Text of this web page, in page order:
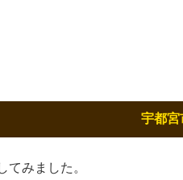
宇都宮
てみました。